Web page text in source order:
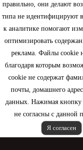
правильно, они делают
типа не идентифицируют
к аналитике помогают
оптимизировать
реклама. Файлы cookie
благодаря которым
cookie не содержат
почты, домашнего
данных. Нажимая кнопку
не согласны с данной
Я согласен
Информация
Моя учетная
Контактная